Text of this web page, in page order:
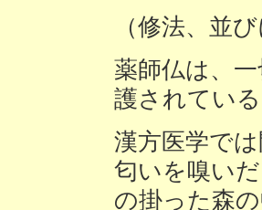
（修法、並
薬師仏は、
護されてい
漢方医学で
匂いを嗅い
の掛った森